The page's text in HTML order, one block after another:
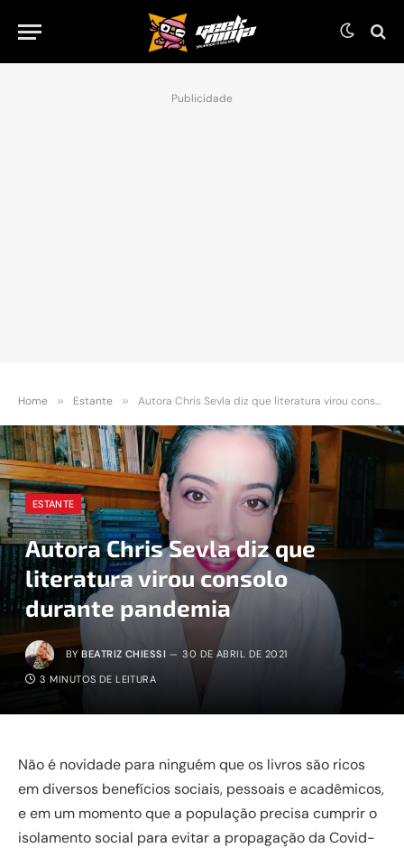
Publicidade
Home » Estante » Autora Chris Sevla diz que literatura virou consolo durante pandemia
ESTANTE
Autora Chris Sevla diz que
literatura virou consolo
durante pandemia
BY BEATRIZ CHIESSI 30 DE ABRIL DE 2021
3 MINUTOS DE LEITURA
Não é novidade para ninguém que os livros são ricos
em diversos benefícios sociais, pessoais e acadêmicos,
e em um momento que a população precisa cumprir o
isolamento social para evitar a propagação da Covid-